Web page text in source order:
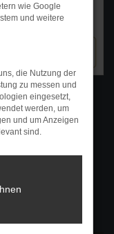
Uhr
wie Google
und weitere
die Nutzung der
zu messen und
eingesetzt,
werden, um
und um Anzeigen
sind.